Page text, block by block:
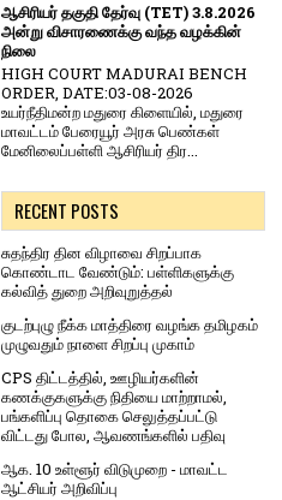
ஆசிரியர் தகுதி தேர்வு (TET) 3.8.2026
அன்று விசாரணைக்கு வந்த வழக்கின்
நிலை
HIGH COURT MADURAI BENCH
ORDER, DATE:03-08-2026
உயர்நீதிமன்ற மதுரை கிளையில், மதுரை
மாவட்டம் பேரையூர் அரசு பெண்கள்
மேனிலைப்பள்ளி ஆசிரியர் திர...
RECENT POSTS
சுதந்திர தின விழாவை சிறப்பாக
கொண்டாட வேண்டும்: பள்ளிகளுக்கு
கல்வித் துறை அறிவுறுத்தல்
குடற்புழு நீக்க மாத்திரை வழங்க தமிழகம்
முழுவதும் நாளை சிறப்பு முகாம்
CPS திட்டத்தில், ஊழியர்களின்
கணக்குகளுக்கு நிதியை மாற்றாமல்,
பங்களிப்பு தொகை செலுத்தப்பட்டு
விட்டது போல, ஆவணங்களில் பதிவு
ஆக. 10 உள்ளூர் விடுமுறை - மாவட்ட
ஆட்சியர் அறிவிப்பு